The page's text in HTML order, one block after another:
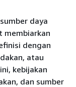
daya
membiarkan
dengan
atau
kebijakan
dan sumber